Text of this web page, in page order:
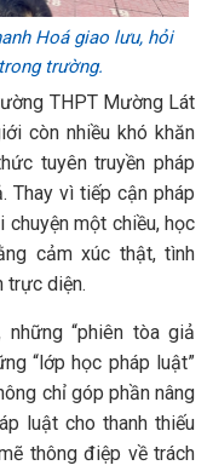
Hoá giao lưu, hỏi
trường.
THPT Mường Lát
còn nhiều khó khăn
tuyên truyền pháp
Thay vì tiếp cận pháp
một chiều, học
cảm xúc thật, tình
trực diện.
“phiên tòa giả
“lớp học pháp luật”
chỉ góp phần nâng
luật cho thanh thiếu
thông điệp về trách